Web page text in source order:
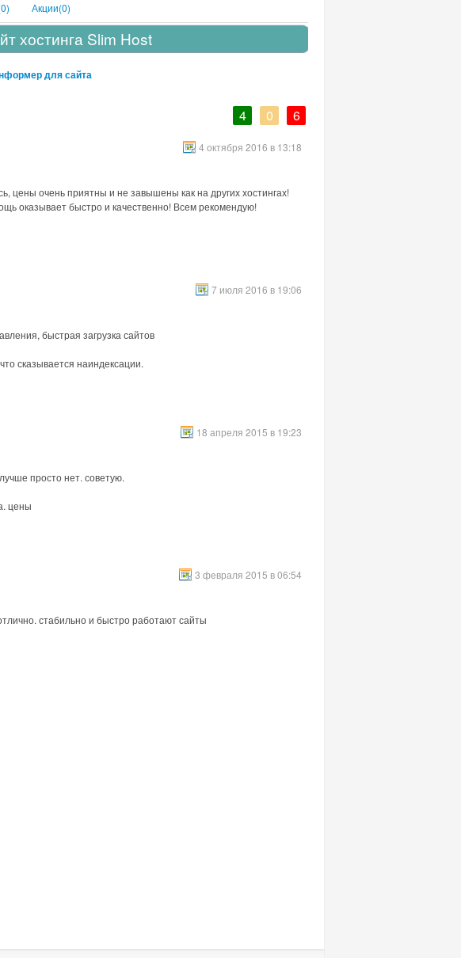
0) Акции(0)
хостинга Slim Host
для сайта
4 0 6
4 октября 2016 в 13:18
цены очень приятны и не завышены как на других хостингах!
оказывает быстро и качественно! Всем рекомендую!
7 июля 2016 в 19:06
быстрая загрузка сайтов
сказывается наиндексации.
18 апреля 2015 в 19:23
просто нет. советую.
цены
3 февраля 2015 в 06:54
стабильно и быстро работают сайты